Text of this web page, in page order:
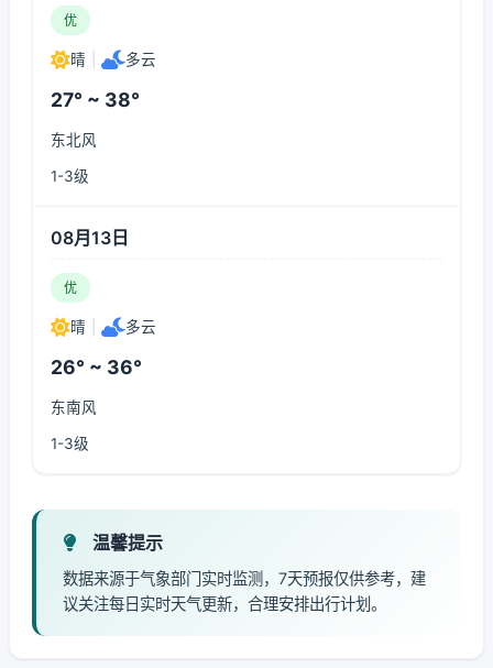
优
晴 多云
27° ~ 38°
东北风
1-3级
08月13日
优
晴 多云
26° ~ 36°
东南风
1-3级
温馨提示
数据来源于气象部门实时监测，7天预报仅供参考，建
议关注每日实时天气更新，合理安排出行计划。